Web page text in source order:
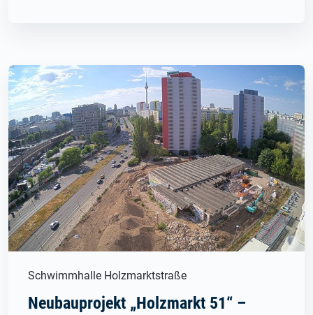
Schwimmhalle Holzmarktstraße
Neubauprojekt „Holzmarkt 51“ –